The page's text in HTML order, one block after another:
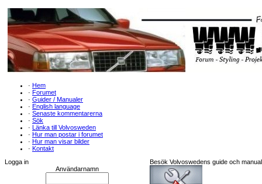
· Hem
· Forumet
· Guider / Manualer
· English language
· Senaste kommentarerna
· Sök
· Länka till Volvosweden
· Hur man postar i forumet
· Hur man visar bilder
· Kontakt
Logga in
Användarnamn
Besök Volvoswedens guide och